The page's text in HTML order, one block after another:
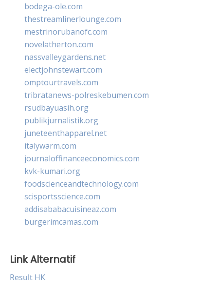
bodega-ole.com
thestreamlinerlounge.com
mestrinorubanofc.com
novelatherton.com
nassvalleygardens.net
electjohnstewart.com
omptourtravels.com
tribratanews-polreskebumen.com
rsudbayuasih.org
publikjurnalistik.org
juneteenthapparel.net
italywarm.com
journaloffinanceeconomics.com
kvk-kumari.org
foodscienceandtechnology.com
scisportsscience.com
addisababacuisineaz.com
burgerimcamas.com
Link Alternatif
Result HK